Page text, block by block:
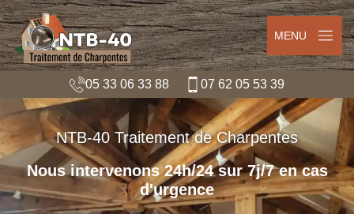
MENU
05 33 06 33 88 07 62 05 53 39
NTB-40 Traitement de Charpentes
Nous intervenons 24h/24 sur 7j/7 en cas
d'urgence